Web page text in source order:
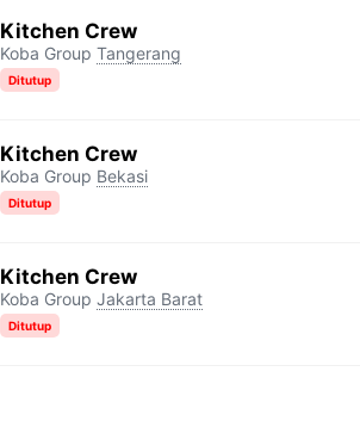
Kitchen Crew
Koba Group Tangerang
Ditutup
Kitchen Crew
Koba Group Bekasi
Ditutup
Kitchen Crew
Koba Group Jakarta Barat
Ditutup